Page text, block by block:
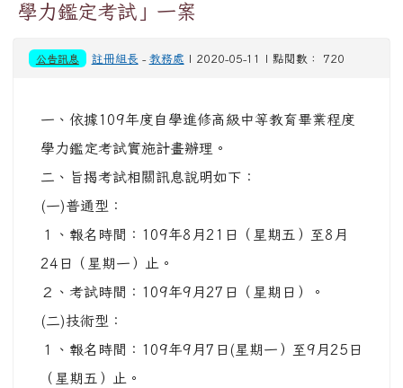
學力鑑定考試」一案
公告訊息 註冊組長 - 教務處 | 2020-05-11 | 點閱數： 720
一、依據109年度自學進修高級中等教育畢業程度
學力鑑定考試實施計畫辦理。
二、旨揭考試相關訊息說明如下：
(一)普通型：
１、報名時間：109年8月21日（星期五）至8月
24日（星期一）止。
２、考試時間：109年9月27日（星期日）。
(二)技術型：
１、報名時間：109年9月7日(星期一）至9月25日
（星期五）止。